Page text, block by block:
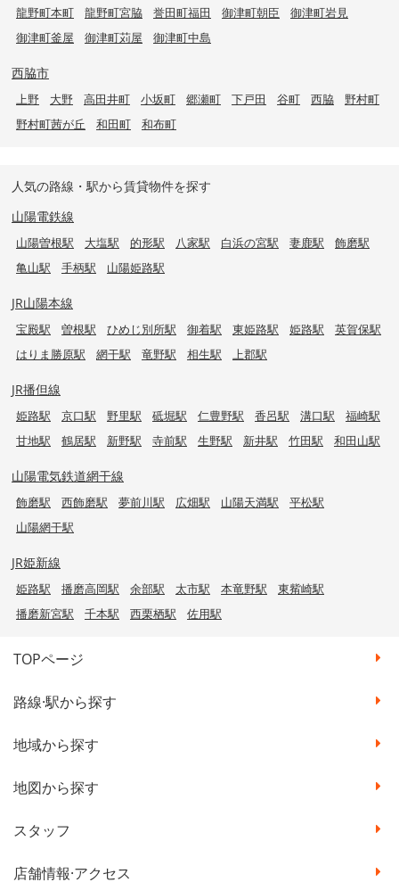
龍野町本町
龍野町宮脇 誉田町福田 御津町朝臣
御津町岩見
御津町釜屋
御津町苅屋 御津町中島
西脇市
上野 大野 高田井町 小坂町 郷瀬町 下戸田 谷町 西脇
野村町
野村町茜が丘
和田町 和布町
人気の路線・駅から賃貸物件を探す
山陽電鉄線
山陽曽根駅 大塩駅 的形駅 八家駅 白浜の宮駅 妻鹿駅
飾磨駅
亀山駅
手柄駅 山陽姫路駅
JR山陽本線
宝殿駅 曽根駅 ひめじ別所駅 御着駅 東姫路駅 姫路駅
英賀保駅
はりま勝原駅
網干駅 竜野駅 相生駅 上郡駅
JR播但線
姫路駅 京口駅 野里駅 砥堀駅 仁豊野駅 香呂駅 溝口駅
福崎駅
甘地駅
鶴居駅 新野駅 寺前駅 生野駅 新井駅 竹田駅 和田山駅
山陽電気鉄道網干線
飾磨駅 西飾磨駅 夢前川駅 広畑駅 山陽天満駅
平松駅
山陽網干駅
JR姫新線
姫路駅 播磨高岡駅 余部駅 太市駅 本竜野駅
東觜崎駅
播磨新宮駅
千本駅 西栗栖駅 佐用駅
TOPページ
路線·駅から探す
地域から探す
地図から探す
スタッフ
店舗情報·アクセス